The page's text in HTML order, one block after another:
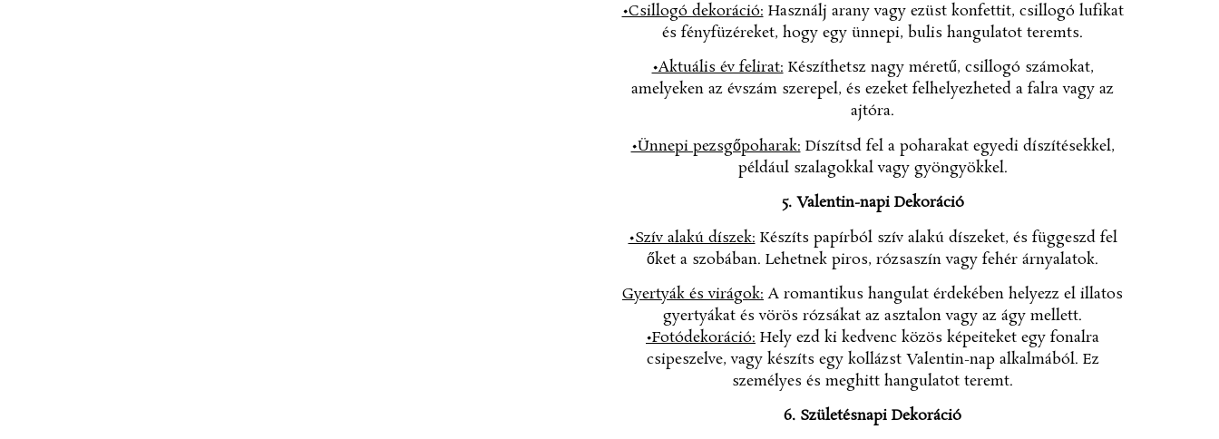
•Csillogó dekoráció:Használj arany vagy ezüst konfettit, csillogó lufikat
és fényfüzéreket, hogy egy ünnepi, bulis hangulatot teremts.
•Aktuális év felirat:Készíthetsz nagy méretű, csillogó számokat,
amelyeken az évszám szerepel, és ezeket felhelyezheted a falra vagy az
ajtóra.
•Ünnepi pezsgőpoharak:Díszítsd fel a poharakat egyedi díszítésekkel,
például szalagokkal vagy gyöngyökkel.
5. Valentin-napi Dekoráció
•Szív alakú díszek:Készíts papírból szív alakú díszeket, és függeszd fel
őket a szobában. Lehetnek piros, rózsaszín vagy fehér árnyalatok.
Gyertyák és virágok:A romantikus hangulat érdekében helyezz el illatos
gyertyákat és vörös rózsákat az asztalon vagy az ágy mellett.
•Fotódekoráció: Hely ezd ki kedvenc közös képeiteket egy fonalra
csipeszelve, vagy készíts egy kollázst Valentin-nap alkalmából. Ez
személyes és meghitt hangulatot teremt.
6. Születésnapi Dekoráció